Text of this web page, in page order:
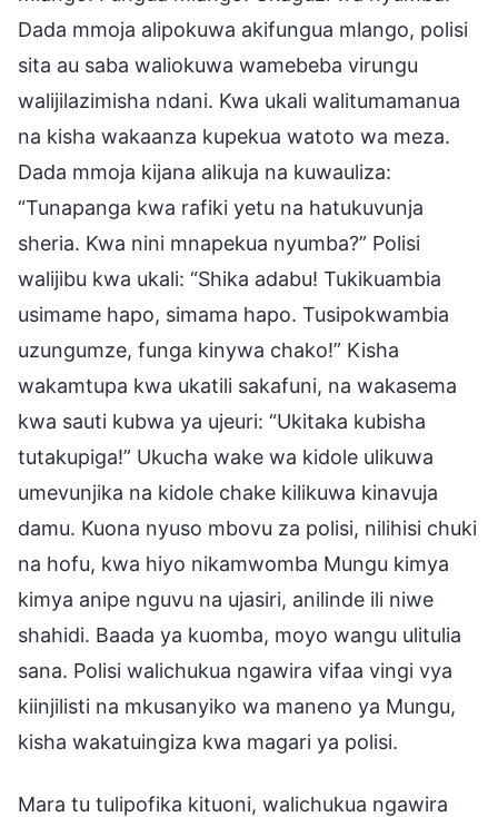
Dada mmoja alipokuwa akifungua mlango, polisi
sita au saba waliokuwa wamebeba virungu
walijilazimisha ndani. Kwa ukali walitumamanua
na kisha wakaanza kupekua watoto wa meza.
Dada mmoja kijana alikuja na kuwauliza:
“Tunapanga kwa rafiki yetu na hatukuvunja
sheria. Kwa nini mnapekua nyumba?” Polisi
walijibu kwa ukali: “Shika adabu! Tukikuambia
usimame hapo, simama hapo. Tusipokwambia
uzungumze, funga kinywa chako!” Kisha
wakamtupa kwa ukatili sakafuni, na wakasema
kwa sauti kubwa ya ujeuri: “Ukitaka kubisha
tutakupiga!” Ukucha wake wa kidole ulikuwa
umevunjika na kidole chake kilikuwa kinavuja
damu. Kuona nyuso mbovu za polisi, nilihisi chuki
na hofu, kwa hiyo nikamwomba Mungu kimya
kimya anipe nguvu na ujasiri, anilinde ili niwe
shahidi. Baada ya kuomba, moyo wangu ulitulia
sana. Polisi walichukua ngawira vifaa vingi vya
kiinjilisti na mkusanyiko wa maneno ya Mungu,
kisha wakatuingiza kwa magari ya polisi.
Mara tu tulipofika kituoni, walichukua ngawira